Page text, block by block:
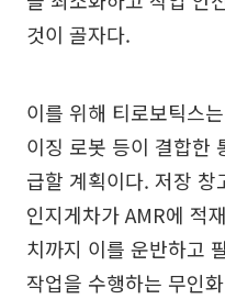
것이 골자다.
이를 위해 티로보틱스
이징 로봇 등이 결합한
급할 계획이다. 저장
인지게차가 AMR에 적
치까지 이를 운반하고
작업을 수행하는 무인